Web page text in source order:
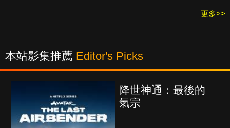
更多>>
本站影集推薦 Editor's Picks
降世神通：最後的
氣宗